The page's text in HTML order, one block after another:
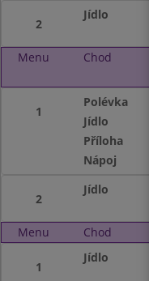
2
Jídlo
Menu Chod
1
Polévka
Jídlo
Příloha
Nápoj
2
Jídlo
Menu Chod
1
Jídlo